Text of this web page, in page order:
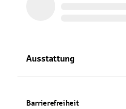
Ausstattung
Barrierefreiheit